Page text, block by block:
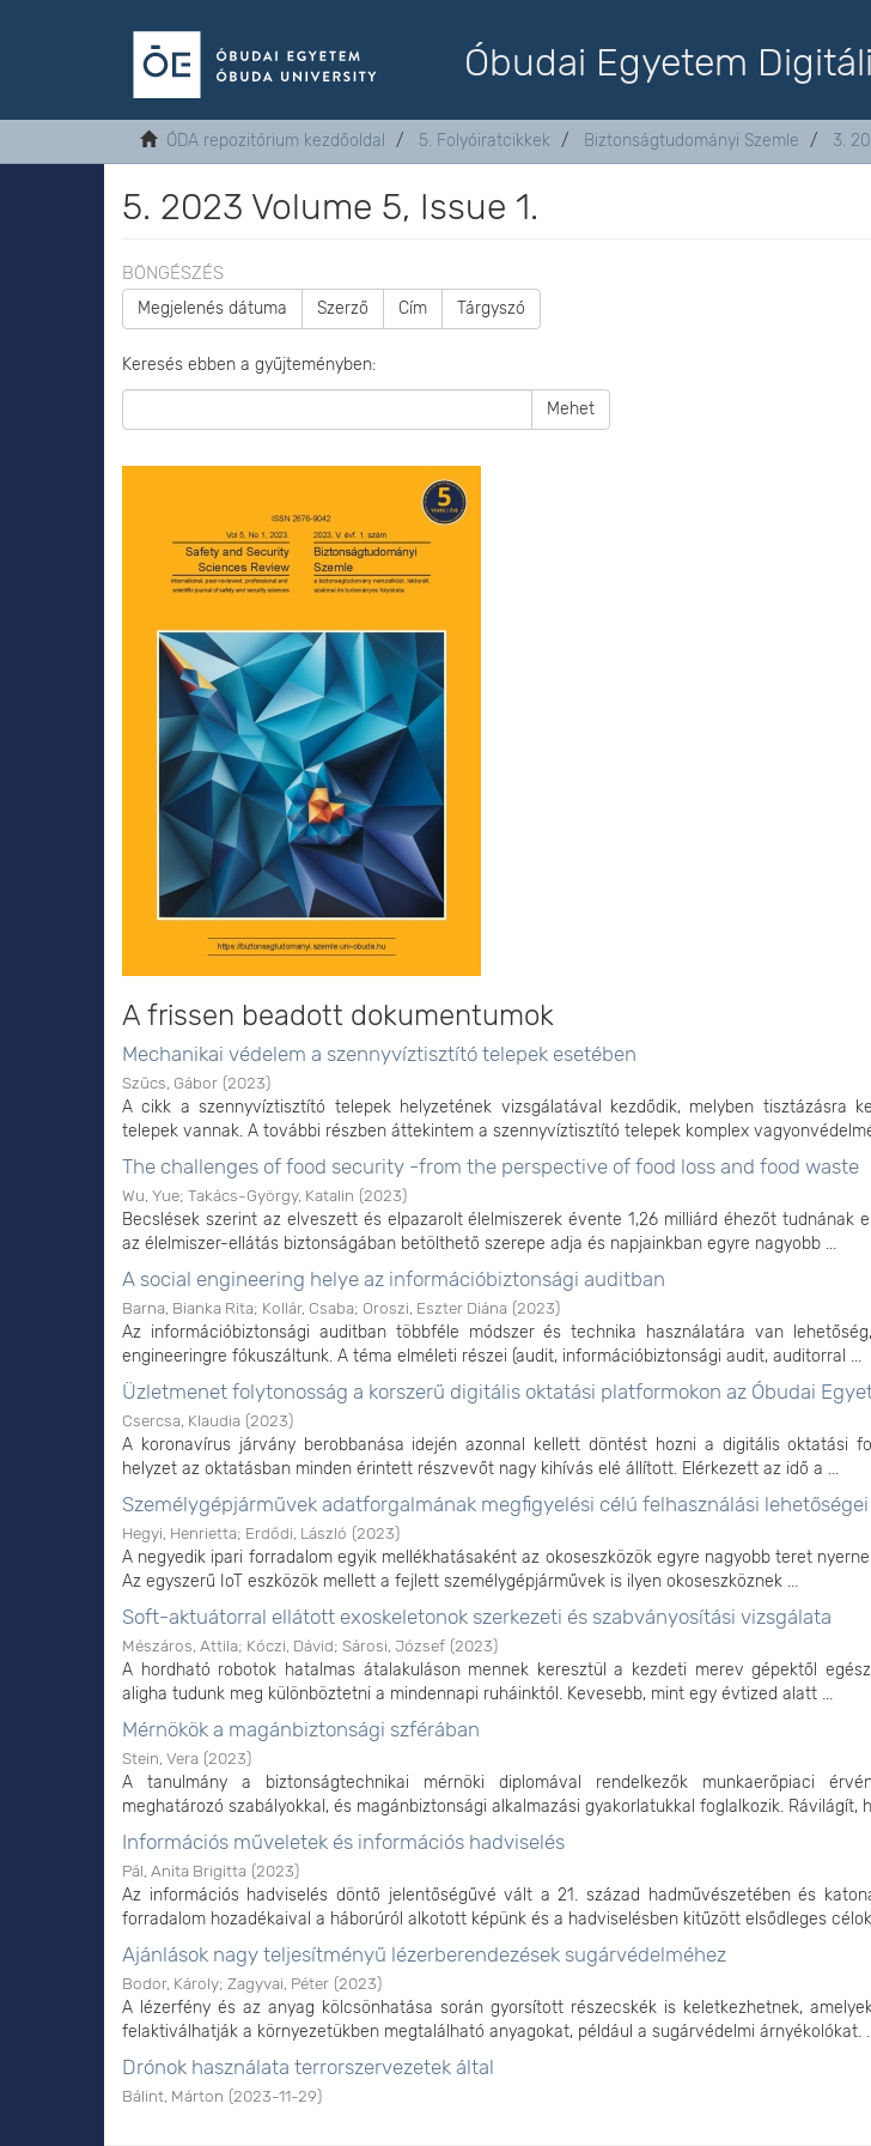
Óbudai Egyetem
ÓDA repozitórium kezdőoldal 5. Folyóiratcikkek Biztonságtudományi Szemle 3.
5. 2023 Volume 5, Issue 1.
BÖNGÉSZÉS
Megjelenés dátuma Szerző Cím Tárgyszó
Keresés ebben a gyűjteményben:
Mehet
A frissen beadott dokumentumok
Mechanikai védelem a szennyvíztisztító telepek esetében
Szűcs, Gábor (2023)
A cikk a szennyvíztisztító telepek helyzetének vizsgálatával kezdődik, melyben tisztázásra
telepek vannak. A további részben áttekintem a szennyvíztisztító telepek komplex
The challenges of food security -from the perspective of food loss and food waste
Wu, Yue; Takács-György, Katalin (2023)
Becslések szerint az elveszett és elpazarolt élelmiszerek évente 1,26 milliárd éhezőt tudnának
az élelmiszer-ellátás biztonságában betölthető szerepe adja és napjainkban egyre nagyobb ...
A social engineering helye az információbiztonsági auditban
Barna, Bianka Rita; Kollár, Csaba; Oroszi, Eszter Diána (2023)
Az információbiztonsági auditban többféle módszer és technika használatára van
engineeringre fókuszáltunk. A téma elméleti részei (audit, információbiztonsági audit, auditorral ...
Üzletmenet folytonosság a korszerű digitális oktatási platformokon az Óbudai
Csercsa, Klaudia (2023)
A koronavírus járvány berobbanása idején azonnal kellett döntést hozni a digitális oktatási
helyzet az oktatásban minden érintett részvevőt nagy kihívás elé állított. Elérkezett az idő a ...
Személygépjárművek adatforgalmának megfigyelési célú felhasználási lehetőségei
Hegyi, Henrietta; Erdődi, László (2023)
A negyedik ipari forradalom egyik mellékhatásaként az okoseszközök egyre nagyobb teret
Az egyszerű IoT eszközök mellett a fejlett személygépjárművek is ilyen okoseszköznek ...
Soft-aktuátorral ellátott exoskeletonok szerkezeti és szabványosítási vizsgálata
Mészáros, Attila; Kóczi, Dávid; Sárosi, József (2023)
A hordható robotok hatalmas átalakuláson mennek keresztül a kezdeti merev gépektől
aligha tudunk meg különböztetni a mindennapi ruháinktól. Kevesebb, mint egy évtized alatt ...
Mérnökök a magánbiztonsági szférában
Stein, Vera (2023)
A tanulmány a biztonságtechnikai mérnöki diplomával rendelkezők munkaerőpiaci
meghatározó szabályokkal, és magánbiztonsági alkalmazási gyakorlatukkal foglalkozik. Rávilágít,
Információs műveletek és információs hadviselés
Pál, Anita Brigitta (2023)
Az információs hadviselés döntő jelentőségűvé vált a 21. század hadművészetében és
forradalom hozadékaival a háborúról alkotott képünk és a hadviselésben kitűzött elsődleges
Ajánlások nagy teljesítményű lézerberendezések sugárvédelméhez
Bodor, Károly; Zagyvai, Péter (2023)
A lézerfény és az anyag kölcsönhatása során gyorsított részecskék is keletkezhetnek,
felaktiválhatják a környezetükben megtalálható anyagokat, például a sugárvédelmi árnyékolókat.
Drónok használata terrorszervezetek által
Bálint, Márton (2023-11-29)